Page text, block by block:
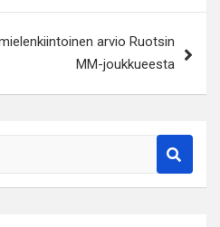
arvio Ruotsin
MM-joukkueesta